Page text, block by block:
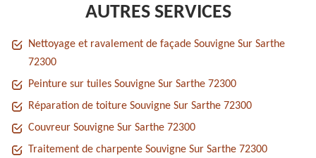
AUTRES SERVICES
Nettoyage et ravalement de façade Souvigne Sur Sarthe
72300
Peinture sur tuiles Souvigne Sur Sarthe 72300
Réparation de toiture Souvigne Sur Sarthe 72300
Couvreur Souvigne Sur Sarthe 72300
Traitement de charpente Souvigne Sur Sarthe 72300